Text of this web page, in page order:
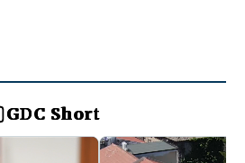
GDC Short